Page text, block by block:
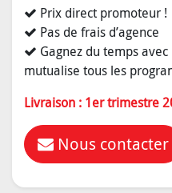
Prix direct promoteur !
Pas de frais d’agence
Gagnez du temps
mutualise tous les
Livraison : 1er trimestre
Nous contacter